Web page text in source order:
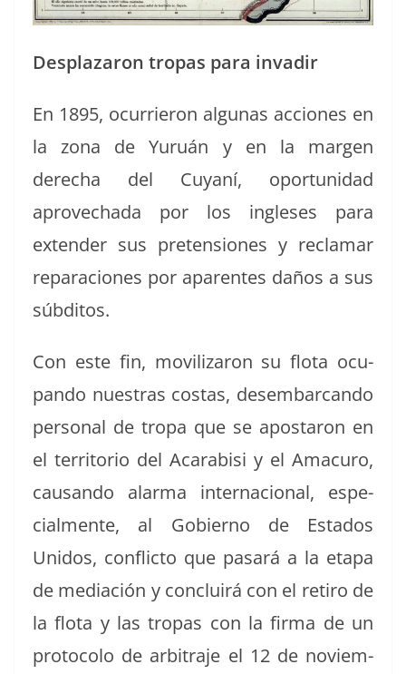
Desplazaron tropas para invadir
En 1895, ocur­rieron algu­nas acciones en
la zona de Yuruán y en la mar­gen
derecha del Cuyaní, opor­tu­nidad
aprovecha­da por los ingle­ses para
exten­der sus pre­ten­siones y recla­mar
repara­ciones por aparentes daños a sus
súbditos.
Con este fin, mov­i­lizaron su flota ocu­
pan­do nues­tras costas, desem­bar­can­do
per­son­al de tropa que se apos­taron en
el ter­ri­to­rio del Acara­bisi y el Amacuro,
cau­san­do alar­ma inter­na­cional, espe­
cial­mente, al Gob­ier­no de Esta­dos
Unidos, con­flic­to que pasará a la eta­pa
de mediación y con­cluirá con el retiro de
la flota y las tropas con la fir­ma de un
pro­to­co­lo de arbi­tra­je el 12 de noviem­